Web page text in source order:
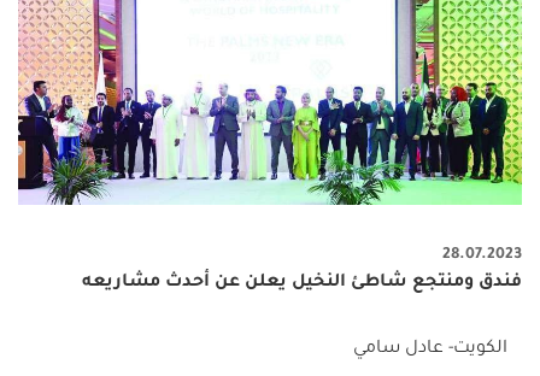
28.07.2023
فندق ومنتجع شاطئ النخيل يعلن عن أحدث مشاريعه
الكويت- عادل سامي